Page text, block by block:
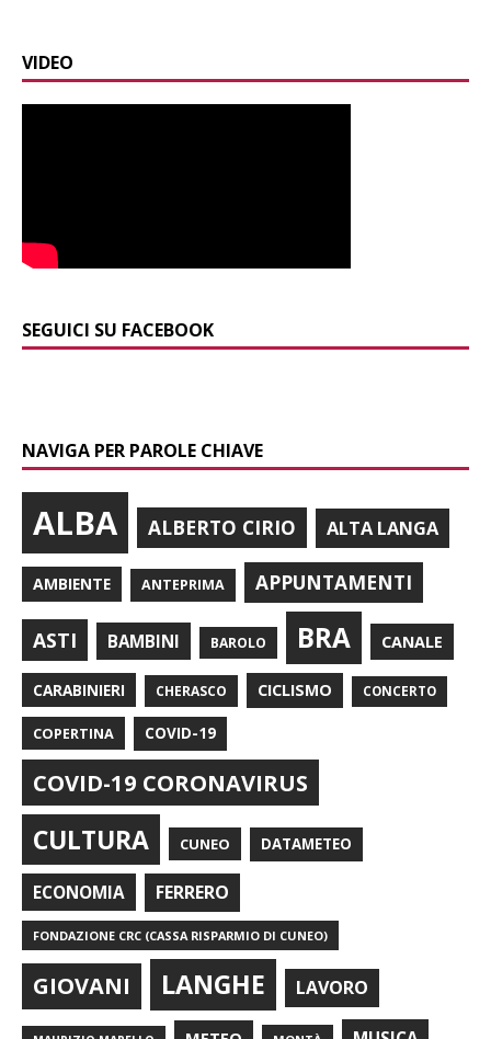
VIDEO
SEGUICI SU FACEBOOK
NAVIGA PER PAROLE CHIAVE
ALBA ALBERTO CIRIO ALTA LANGA
AMBIENTE ANTEPRIMA APPUNTAMENTI
ASTI BAMBINI BAROLO BRA CANALE
CARABINIERI CHERASCO CICLISMO CONCERTO
COPERTINA COVID-19
COVID-19 CORONAVIRUS
CULTURA CUNEO DATAMETEO
ECONOMIA FERRERO
FONDAZIONE CRC (CASSA RISPARMIO DI CUNEO)
GIOVANI LANGHE LAVORO